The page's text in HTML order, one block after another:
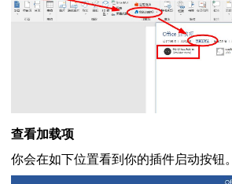
查看加载项
你会在如下位置看到你的插件启动按钮。